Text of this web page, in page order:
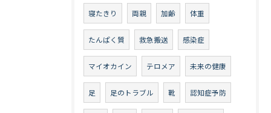
寝たきり 両親 加齢 体重
たんぱく質 救急搬送 感染症
マイオカイン テロメア 未来の健康
足 足のトラブル 靴 認知症予防